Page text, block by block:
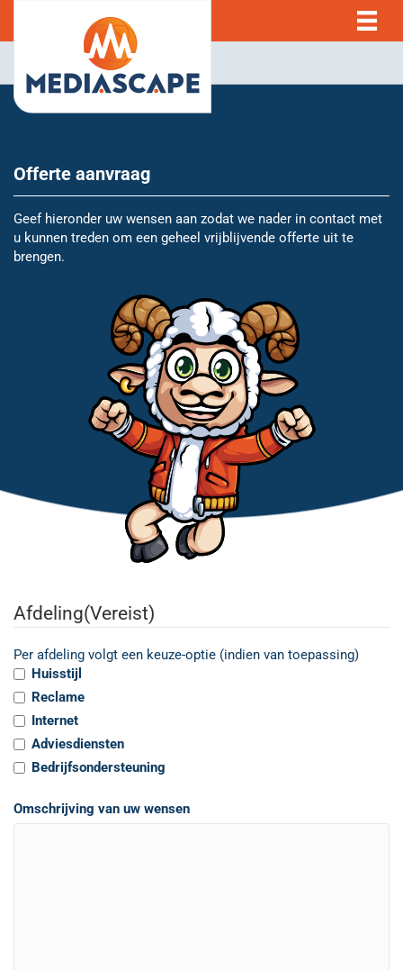
Offerte aanvraag
Geef hieronder uw wensen aan zodat we nader in contact met
u kunnen treden om een geheel vrijblijvende offerte uit te
brengen.
Afdeling(Vereist)
Per afdeling volgt een keuze-optie (indien van toepassing)
Huisstijl
Reclame
Internet
Adviesdiensten
Bedrijfsondersteuning
Omschrijving van uw wensen